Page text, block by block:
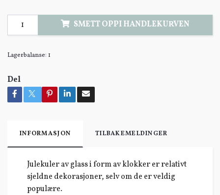
SMETT OPPI HANDLEKURVEN
Lagerbalanse: 1
Del
INFORMASJON TILBAKEMELDINGER
Julekuler av glass i form av klokker er relativt
sjeldne dekorasjoner, selv om de er veldig
populære.